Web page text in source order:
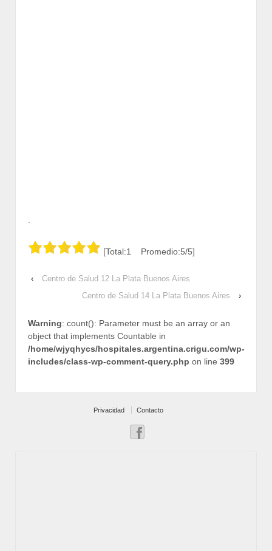
[Total:1 Promedio:5/5]
‹
Centro de Salud 12 La Plata Buenos Aires
Centro de Salud 14 La Plata Buenos Aires
›
Warning: count(): Parameter must be an array or an
object that implements Countable in
/home/wjyqhycs/hospitales.argentina.crigu.com/wp-
includes/class-wp-comment-query.php on line 399
Privacidad Contacto